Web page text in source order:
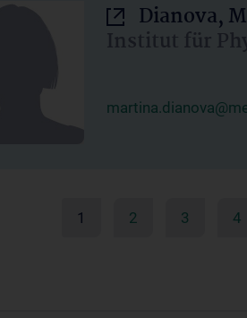
Dianova,
Institut für
1 2 3 4